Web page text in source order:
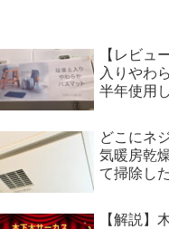
【レビュ
入りやわ
半年使用
どこにネ
気暖房乾
て掃除し
【解説】